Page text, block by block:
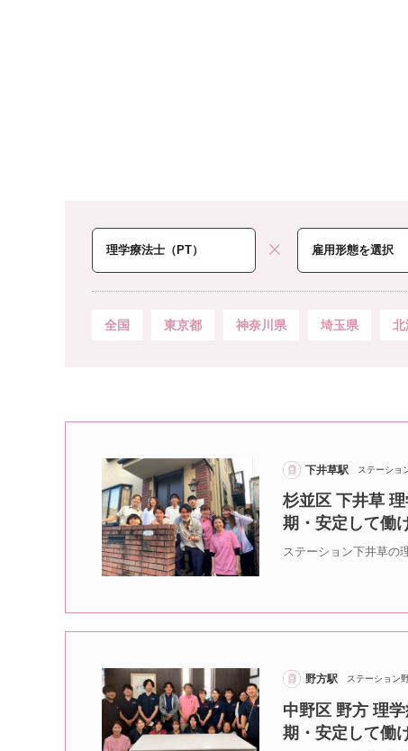
全国 東京都 神奈川県 埼玉県 北
下井草駅 ステーショ
杉並区 下井草
期・安定して働
ステーション下井草の
野方駅 ステーション
中野区 野方 理
期・安定して働